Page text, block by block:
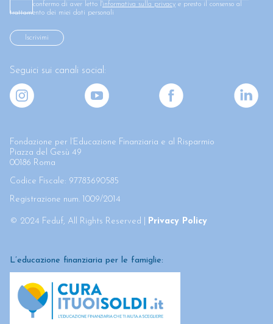
confermo di aver letto l'informativa sulla privacy e presto il consenso al
trattamento dei miei dati personali
Seguici sui canali social:
Fondazione per l’Educazione Finanziaria e al Risparmio
Piazza del Gesù 49
00186 Roma
Codice Fiscale: 97783690585
Registrazione num. 1009/2014
© 2024 Feduf, All Rights Reserved | Privacy Policy
L’educazione finanziaria per le famiglie: